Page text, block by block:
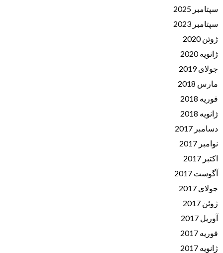
سپتامبر 2025
سپتامبر 2023
ژوئن 2020
ژانویه 2020
جولای 2019
مارس 2018
فوریه 2018
ژانویه 2018
دسامبر 2017
نوامبر 2017
اکتبر 2017
آگوست 2017
جولای 2017
ژوئن 2017
آوریل 2017
فوریه 2017
ژانویه 2017